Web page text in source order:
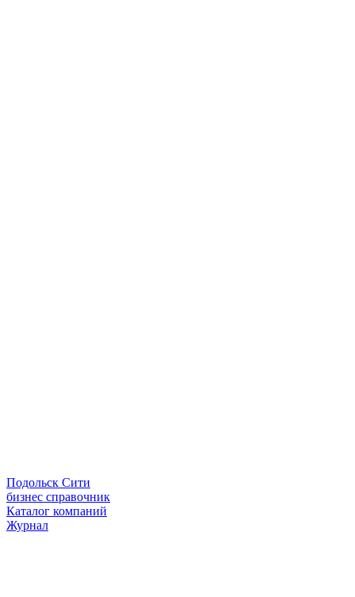
Подольск Сити
бизнес справочник
Каталог компаний
Журнал